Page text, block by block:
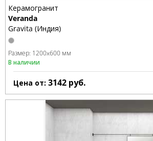
Керамогранит
Veranda
Gravita (Индия)
Размер: 1200x600 мм
В наличии
Цена от: 3142 руб.